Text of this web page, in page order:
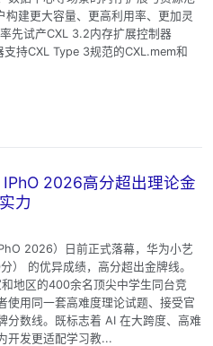
建更大容量、更高利用率、更加灵
先试产CXL 3.2内存扩展控制器
持CXL Type 3规范的CXL.mem和
2026高分超出理论金
力
2026）日前正式落幕，华为小艺
） 的优异成绩，高分超出金牌线。
地区的400余名顶尖中学生同台竞
使用同一套高难度理论试题、接受官
分数线。既标志着 AI 在大跨度、高难
开发更适配学习教...